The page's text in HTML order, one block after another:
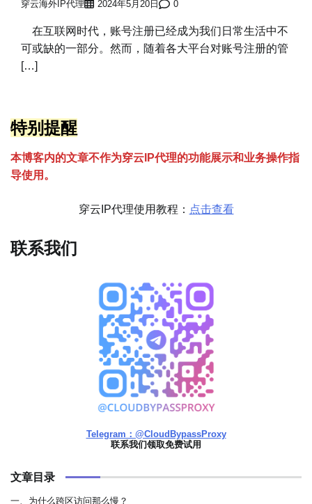
穿云海外IP代理 2024年5月20日 0
在互联网时代，账号注册已经成为我们日常生活中不
可或缺的一部分。然而，随着各大平台对账号注册的管
[…]
特别提醒
本博客内的文章不作为穿云 P代理的功能展示和业务操作指
导使用。
穿云IP代理使用教程： 点击查看
联系我们
Telegram：@CloudBypassProxy
联系我们领取免费试用
文章目录
一、为什么跨区访问那么慢？